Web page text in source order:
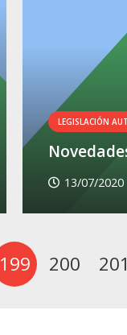
LEGISLACIÓN
13/07/2020
199 200 201